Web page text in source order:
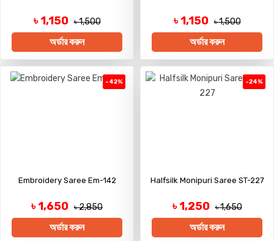
৳ 1,150 ৳ 1,500
অর্ডার করুন
৳ 1,150 ৳ 1,500
অর্ডার করুন
-42%
Embroidery Saree Em-142
৳ 1,650 ৳ 2,850
অর্ডার করুন
-24%
Halfsilk Monipuri Saree ST-227
৳ 1,250 ৳ 1,650
অর্ডার করুন